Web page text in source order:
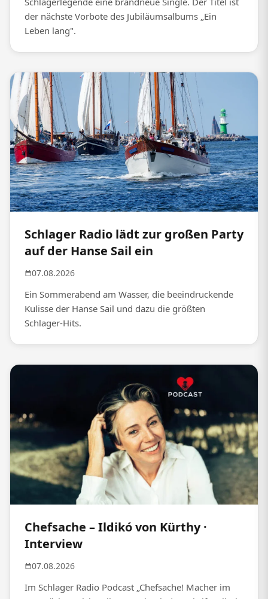
der nächste Vorbote des Jubiläumsalbums „Ein
Leben lang".
Schlager Radio lädt zur großen Party
auf der Hanse Sail ein
07.08.2026
Ein Sommerabend am Wasser, die beeindruckende
Kulisse der Hanse Sail und dazu die größten
Schlager-Hits.
Chefsache – Ildikó von Kürthy ·
Interview
07.08.2026
Im Schlager Radio Podcast „Chefsache! Macher im